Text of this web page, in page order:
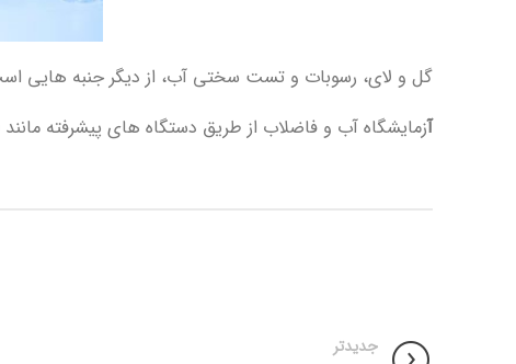
گل و لای، رسوبات و تست سختی آب، از دیگر جنبه هایی
آزمایشگاه آب و فاضلاب از طریق دستگاه های پیشرفته
جدیدتر